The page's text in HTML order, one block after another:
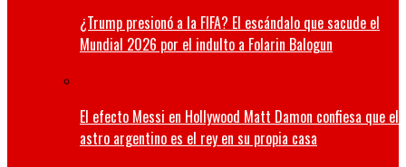
¿Trump presionó a la FIFA? El escándalo que sacude el
Mundial 2026 por el indulto a Folarin Balogun
El efecto Messi en Hollywood Matt Damon confiesa que el
astro argentino es el rey en su propia casa